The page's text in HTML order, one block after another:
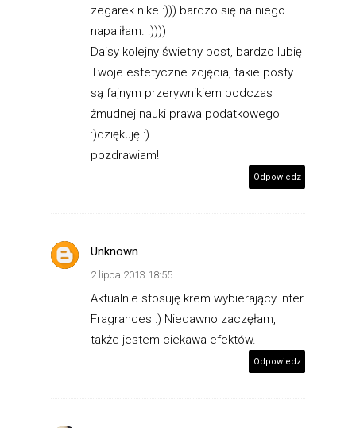
zegarek nike :))) bardzo się na niego
napaliłam. :))))
Daisy kolejny świetny post, bardzo lubię
Twoje estetyczne zdjęcia, takie posty
są fajnym przerywnikiem podczas
żmudnej nauki prawa podatkowego
:)dziękuję :)
pozdrawiam!
Odpowiedz
Unknown
2 lipca 2013 18:55
Aktualnie stosuję krem wybierający Inter
Fragrances :) Niedawno zaczęłam,
także jestem ciekawa efektów.
Odpowiedz